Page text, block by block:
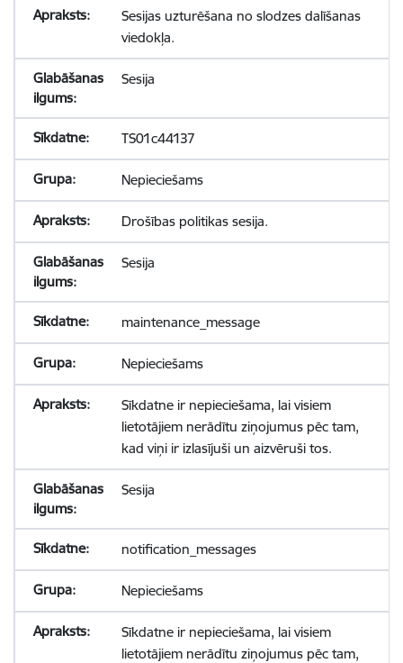
Sesijas uzturēšana no slodzes dalīšanas
viedokļa.
Sesija
TS01c44137
Nepieciešams
Drošības politikas sesija.
Sesija
maintenance_message
Nepieciešams
Sīkdatne ir nepieciešama, lai visiem
lietotājiem nerādītu ziņojumus pēc tam,
kad viņi ir izlasījuši un aizvēruši tos.
Sesija
notification_messages
Nepieciešams
Sīkdatne ir nepieciešama, lai visiem
lietotājiem nerādītu ziņojumus pēc tam,